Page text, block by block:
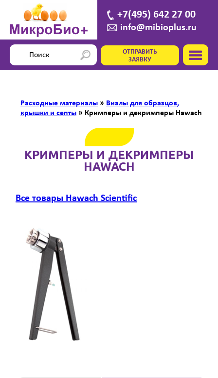
+7(495) 642 27 00
info@mibioplus.ru
ОТПРАВИТЬ
ЗАЯВКУ
Расходные материалы » Виалы для образцов,
крышки и септы » Кримперы и декримперы Hawach
КРИМПЕРЫ И ДЕКРИМПЕРЫ
HAWACH
Все товары Hawach Scientific